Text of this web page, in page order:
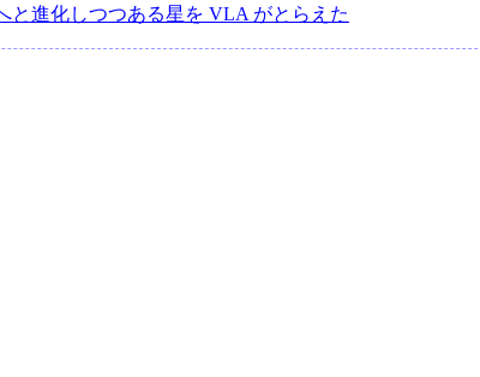
と進化しつつある星を VLA がとらえた